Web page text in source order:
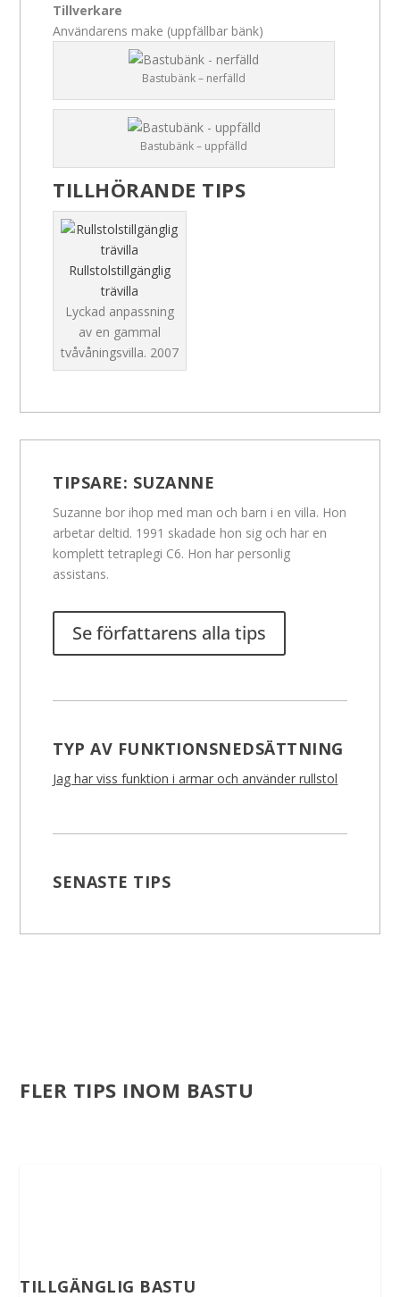
Tillverkare
Användarens make (uppfällbar bänk)
Bastubänk – nerfälld
Bastubänk – uppfälld
TILLHÖRANDE TIPS
Rullstolstillgänglig
trävilla
Lyckad anpassning
av en gammal
tvåvåningsvilla. 2007
TIPSARE: SUZANNE
Suzanne bor ihop med man och barn i en villa. Hon
arbetar deltid. 1991 skadade hon sig och har en
komplett tetraplegi C6. Hon har personlig
assistans.
Se författarens alla tips
TYP AV FUNKTIONSNEDSÄTTNING
Jag har viss funktion i armar och använder rullstol
SENASTE TIPS
FLER TIPS INOM BASTU
TILLGÄNGLIG BASTU